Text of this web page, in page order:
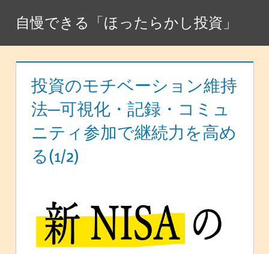
テ
自慢できる「ほったらかし投資」
投資のモチベーション維持
法─可視化・記録・コミュ
ニティ参加で継続力を高め
る(1/2)